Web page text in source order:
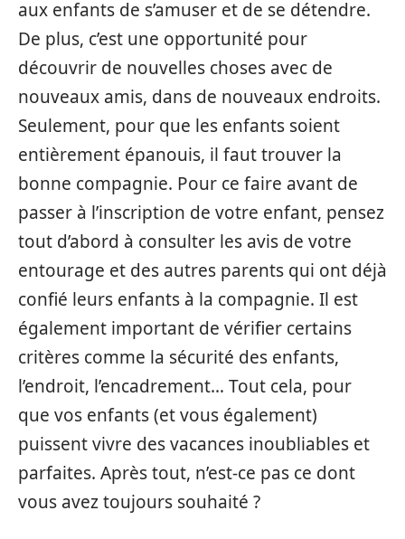
aux enfants de s’amuser et de se détendre.
De plus, c’est une opportunité pour
découvrir de nouvelles choses avec de
nouveaux amis, dans de nouveaux endroits.
Seulement, pour que les enfants soient
entièrement épanouis, il faut trouver la
bonne compagnie. Pour ce faire avant de
passer à l’inscription de votre enfant, pensez
tout d’abord à consulter les avis de votre
entourage et des autres parents qui ont déjà
confié leurs enfants à la compagnie. Il est
également important de vérifier certains
critères comme la sécurité des enfants,
l’endroit, l’encadrement… Tout cela, pour
que vos enfants (et vous également)
puissent vivre des vacances inoubliables et
parfaites. Après tout, n’est-ce pas ce dont
vous avez toujours souhaité ?